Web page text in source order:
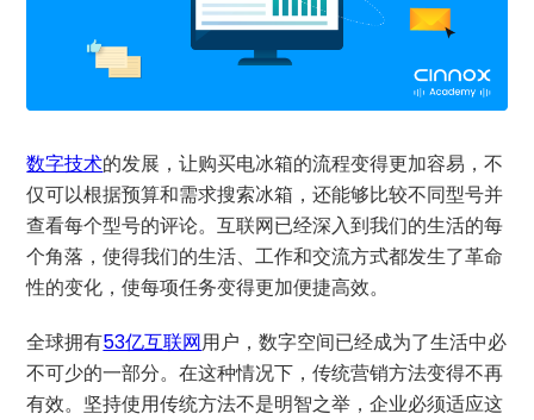
数字技术的发展，让购买电冰箱的流程变得更加容易，不
仅可以根据预算和需求搜索冰箱，还能够比较不同型号并
查看每个型号的评论。互联网已经深入到我们的生活的每
个角落，使得我们的生活、工作和交流方式都发生了革命
性的变化，使每项任务变得更加便捷高效。
全球拥有53亿互联网用户，数字空间已经成为了生活中必
不可少的一部分。在这种情况下，传统营销方法变得不再
有效。坚持使用传统方法不是明智之举，企业必须适应这